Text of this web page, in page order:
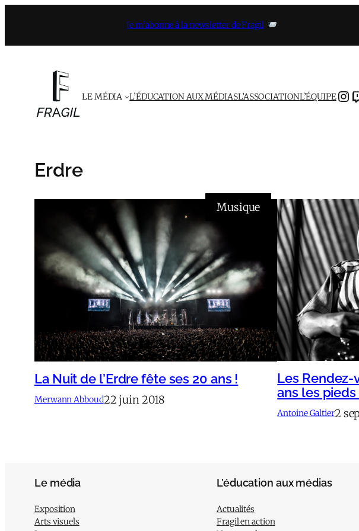
contenu
Je m’abonne à la newsletter de Fragil
LE MÉDIA L’ÉDUCATION AUX MÉDIASL’ASSOCIATIONL’ÉQUIPEINSTAGRAM
Erdre
Musique
La Nuit de l’Erdre fête ses 20 ans !
Merwann Abboud22 juin 2018
Les Rendez-
ans les pieds
Antoine Galtier2
Le média
Exposition
Arts visuels
L’éducation aux médias
Actualités
Fragil en action